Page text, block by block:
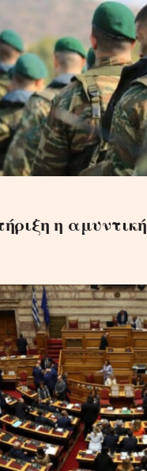
η αμυντική